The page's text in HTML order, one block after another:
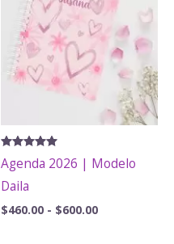
Valorado
con
de 5
Agenda 2026 | Modelo
Daila
$460.00 - $600.00Rango